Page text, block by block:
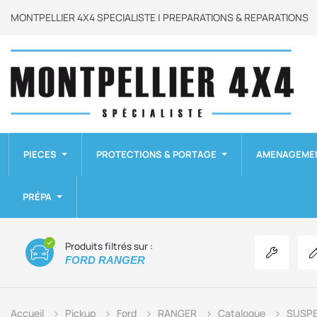
MONTPELLIER 4X4 SPECIALISTE | PREPARATIONS & REPARATIONS
PIECES PROTECTIONS & PORTAGE
PRÉPA
Produits filtrés sur :
FORD RANGER Voir les
Accueil Pickup Ford RANGER Catalogue